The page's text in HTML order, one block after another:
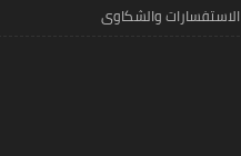
الاستفسارات والشكاوى